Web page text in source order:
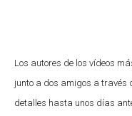
Los autores de los vídeos
junto a dos amigos a través
detalles hasta unos días